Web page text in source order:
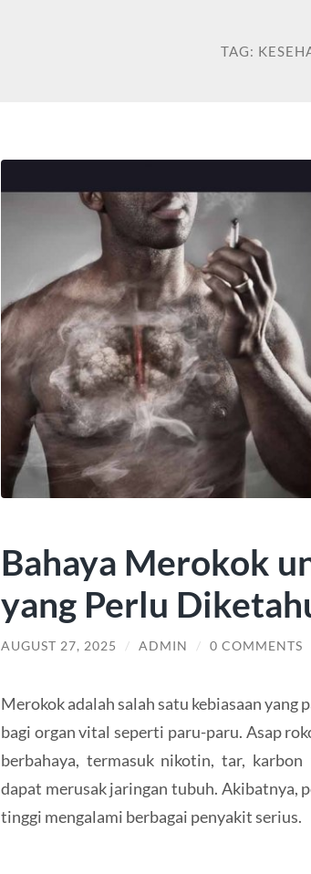
TAG:
Bahaya Merokok
yang Perlu
AUGUST 27, 2025 / ADMIN / 0 COMMENTS
Merokok adalah salah satu kebiasaan yang
bagi organ vital seperti paru-paru. Asap
berbahaya, termasuk nikotin, tar,
dapat merusak jaringan tubuh. Akibatnya,
tinggi mengalami berbagai penyakit serius.